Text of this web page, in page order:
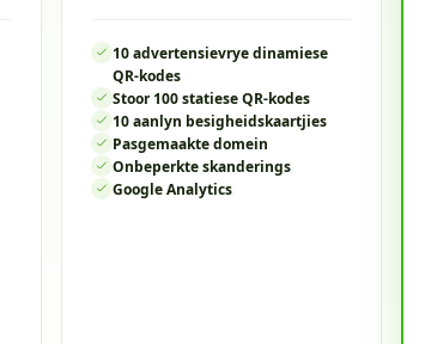
10 advertensievrye dinamiese
QR-kodes
Stoor 100 statiese QR-kodes
10 aanlyn besigheidskaartjies
Pasgemaakte domein
Onbeperkte skanderings
Google Analytics